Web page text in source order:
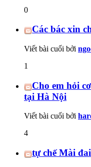
0
Các bác xin
Viết bài cuối bởi
1
Cho em hỏi
tại Hà Nội
Viết bài cuối bởi
4
tự chế Mài